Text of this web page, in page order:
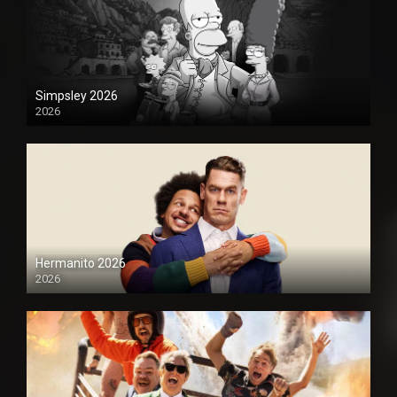
Simpsley 2026
2026
1080P
Hermanito 2026
2026
1080P